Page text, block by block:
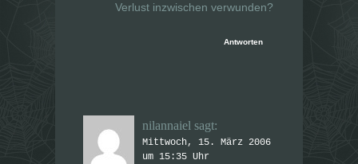
Verlust inzwischen verwunden?
Antworten
nilannaiel sagt:
Mittwoch, 15. März 2006
um 15:35 Uhr